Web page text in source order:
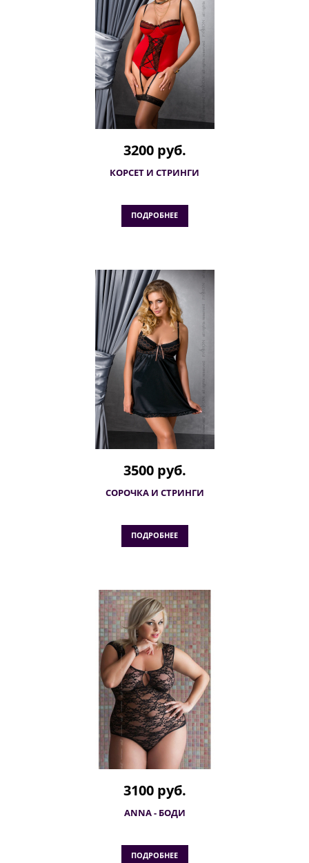
3200 руб.
КОРСЕТ И СТРИНГИ
ПОДРОБНЕЕ
3500 руб.
СОРОЧКА И СТРИНГИ
ПОДРОБНЕЕ
3100 руб.
ANNA - БОДИ
ПОДРОБНЕЕ